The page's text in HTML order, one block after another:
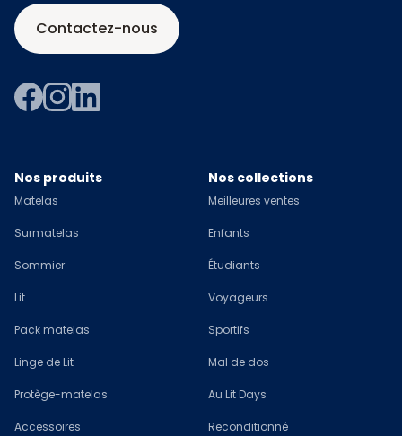
Contactez-nous
Nos produits
Matelas
Surmatelas
Sommier
Lit
Pack matelas
Linge de Lit
Protège-matelas
Accessoires
Nos collections
Meilleures ventes
Enfants
Étudiants
Voyageurs
Sportifs
Mal de dos
Au Lit Days
Reconditionné